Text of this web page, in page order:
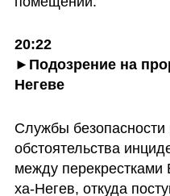
20:22
►Подозрение на
Негеве
Службы безопасности
обстоятельства
между
ха-Негев, откуда